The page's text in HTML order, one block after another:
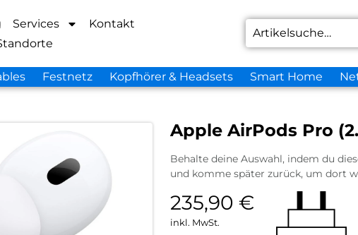
Services
Kontakt
Festnetz Kopfhörer & Headsets Smart Home
Apple AirPods Pro
Behalte deine Auswahl, indem du
und komme später zurück, um dort
235,90 €
inkl. MwSt.